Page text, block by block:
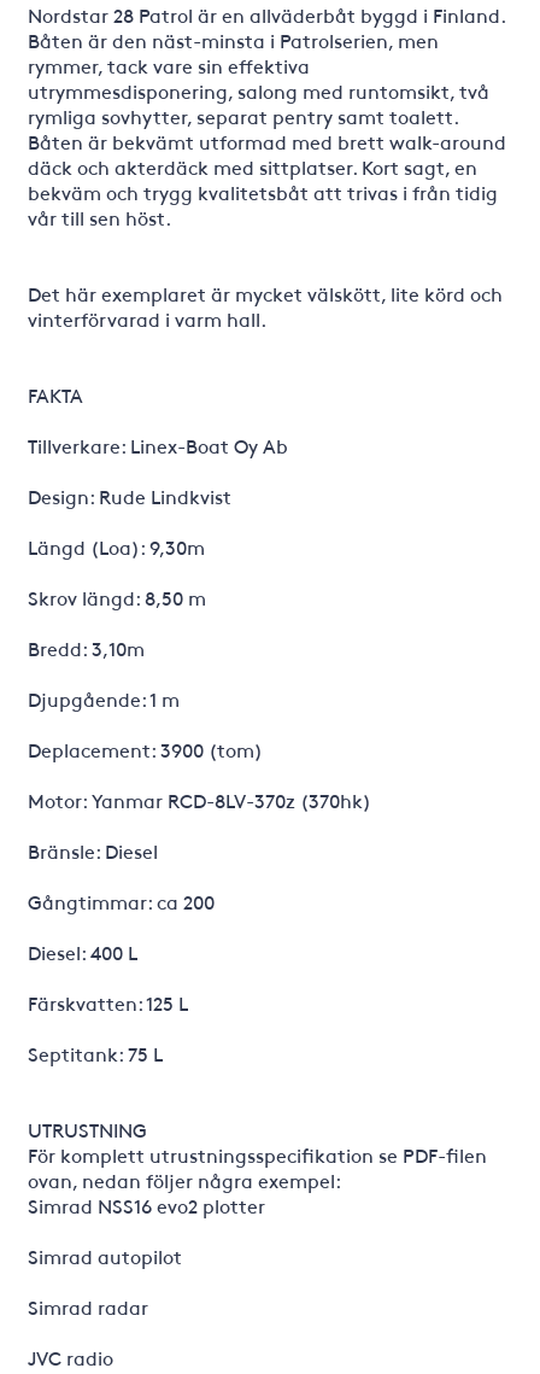
Nordstar 28 Patrol är en allväderbåt byggd i Finland.
Båten är den näst-minsta i Patrolserien, men
rymmer, tack vare sin effektiva
utrymmesdisponering, salong med runtomsikt, två
rymliga sovhytter, separat pentry samt toalett.
Båten är bekvämt utformad med brett walk-around
däck och akterdäck med sittplatser. Kort sagt, en
bekväm och trygg kvalitetsbåt att trivas i från tidig
vår till sen höst.
Det här exemplaret är mycket välskött, lite körd och
vinterförvarad i varm hall.
FAKTA
Tillverkare: Linex-Boat Oy Ab
Design: Rude Lindkvist
Längd (Loa): 9,30m
Skrov längd: 8,50 m
Bredd: 3,10m
Djupgående: 1 m
Deplacement: 3900 (tom)
Motor: Yanmar RCD-8LV-370z (370hk)
Bränsle: Diesel
Gångtimmar: ca 200
Diesel: 400 L
Färskvatten: 125 L
Septitank: 75 L
UTRUSTNING
För komplett utrustningsspecifikation se PDF-filen
ovan, nedan följer några exempel:
Simrad NSS16 evo2 plotter
Simrad autopilot
Simrad radar
JVC radio